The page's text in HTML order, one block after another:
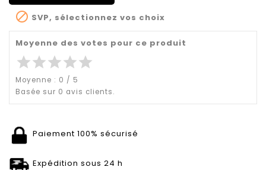
 SVP, sélectionnez vos choix
Moyenne des votes pour ce produit
starstarstarstarstar
Moyenne : 0 / 5
Basée sur 0 avis clients.
Paiement 100% sécurisé
Expédition sous 24 h